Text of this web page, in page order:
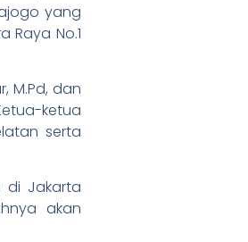
yang
Raya No.1
M.Pd, dan
ketua
serta
di Jakarta
akan